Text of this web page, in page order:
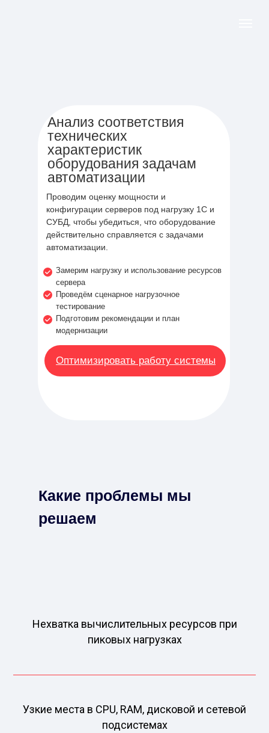
Замерим нагрузку и использование ресурсов
сервера
Проведём сценарное нагрузочное
тестирование
Подготовим рекомендации и план
модернизации
Анализ соответствия
технических
характеристик
оборудования задачам
автоматизации
Проводим оценку мощности и
конфигурации серверов под нагрузку 1С и
СУБД, чтобы убедиться, что оборудование
действительно справляется с задачами
автоматизации.
Оптимизировать работу системы
Какие проблемы мы
решаем
Нехватка вычислительных ресурсов при
пиковых нагрузках
Узкие места в CPU, RAM, дисковой и сетевой
подсистемах